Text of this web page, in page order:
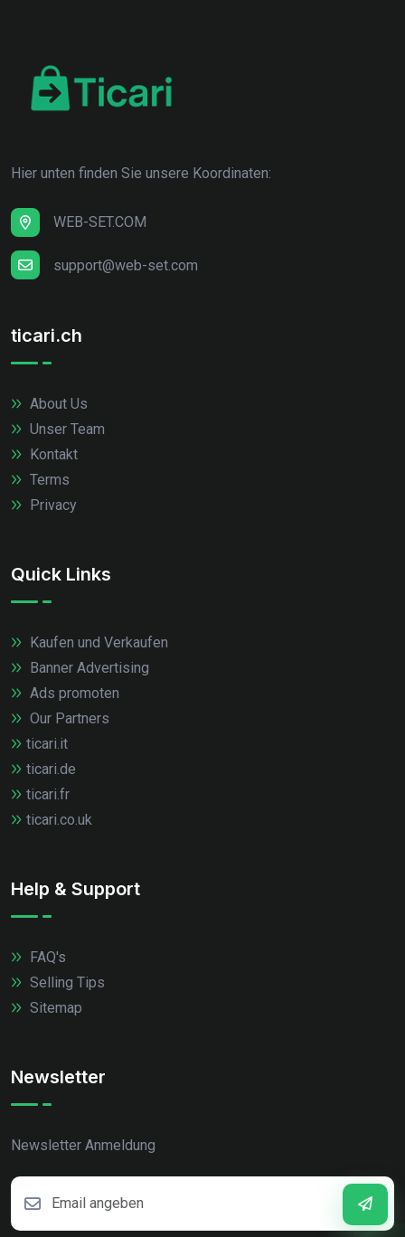
Hier unten finden Sie unsere Koordinaten:
WEB-SET.COM
support@web-set.com
ticari.ch
About Us
Unser Team
Kontakt
Terms
Privacy
Quick Links
Kaufen und Verkaufen
Banner Advertising
Ads promoten
Our Partners
ticari.it
ticari.de
ticari.fr
ticari.co.uk
Help & Support
FAQ's
Selling Tips
Sitemap
Newsletter
Newsletter Anmeldung